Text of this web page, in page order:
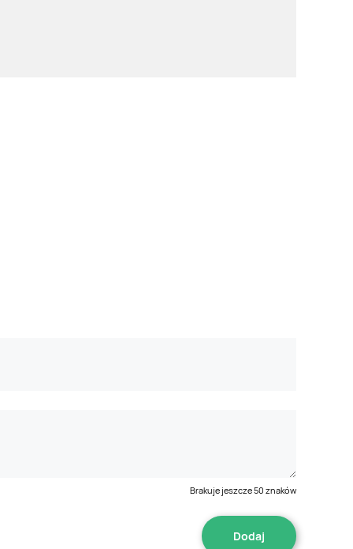
Brakuje jeszcze50 znaków